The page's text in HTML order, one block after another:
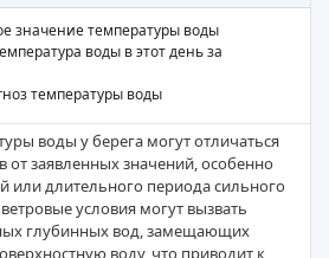
значение температуры воды
воды в этот день за
температуры воды
воды у берега могут отличаться
от заявленных значений, особенно
или длительного периода сильного
условия могут вызвать
глубинных вод, замещающих
воду, что приводит к